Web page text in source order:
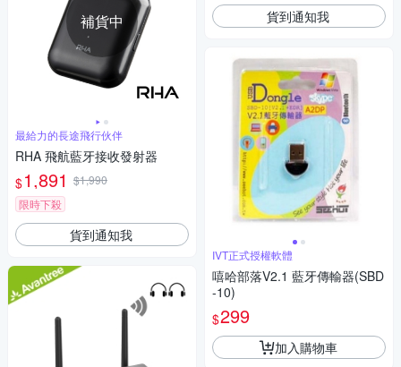
補貨中
最給力的長途飛行伙伴
RHA 飛航藍牙接收發射器
$1,891 $1,990
限時下殺
貨到通知我
貨到通知我
IVT正式授權軟體
嘻哈部落V2.1 藍牙傳輸器(SBD
-10)
$299
加入購物車